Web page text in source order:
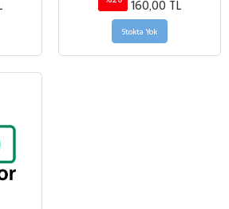
160,00 TL
Stokta Yok